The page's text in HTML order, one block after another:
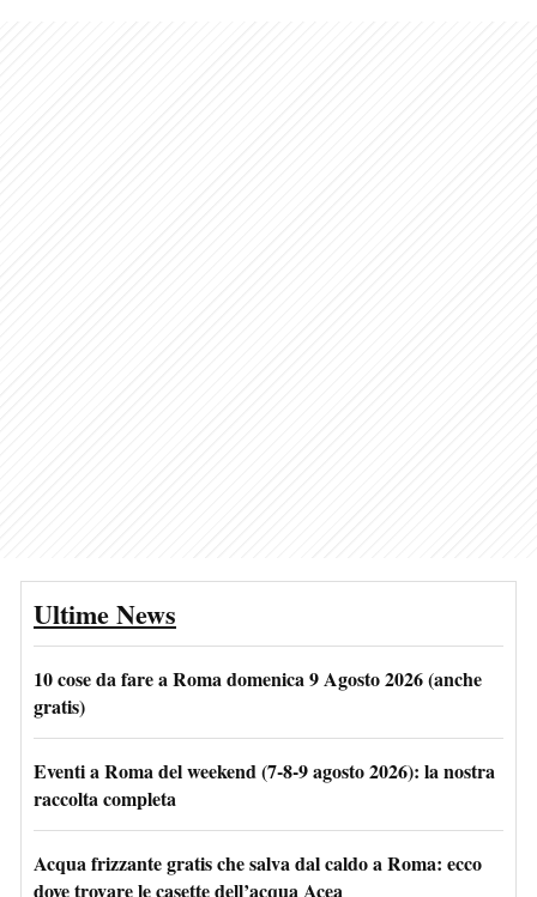
Ultime News
10 cose da fare a Roma domenica 9 Agosto 2026 (anche
gratis)
Eventi a Roma del weekend (7-8-9 agosto 2026): la nostra
raccolta completa
Acqua frizzante gratis che salva dal caldo a Roma: ecco
dove trovare le casette dell’acqua Acea